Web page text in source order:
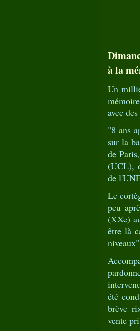
à la
Un
avec
"8 ans
sur la
de
(UCL),
de
Le
peu
(XXe)
être là
été
brève
vente